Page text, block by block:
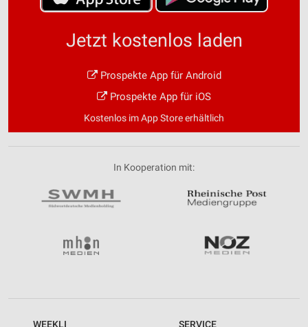
Jetzt kostenlos laden
Prospekte App für Android
Prospekte App für iOS
Kostenlos im App Store erhältlich
In Kooperation mit:
WEEKLI SERVICE